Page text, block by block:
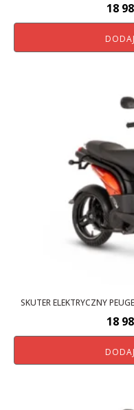
18
SKUTER ELEKTRYCZNY
18